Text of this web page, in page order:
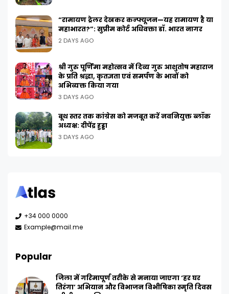
“रामायण ट्रेलर देखकर कन्फ्यूजन—यह रामायण है या
महाभारत?”: सुप्रीम कोर्ट अधिवक्ता डॉ. भारत नागर
2 DAYS AGO
श्री गुरु पूर्णिमा महोत्सव में दिव्य गुरु आशुतोष महाराज
के प्रति श्रद्धा, कृतज्ञता एवं समर्पण के भावों को
अभिव्यक्त किया गया
3 DAYS AGO
बूथ स्तर तक कांग्रेस को मजबूत करें नवनियुक्त ब्लॉक
अध्यक्ष: दीपेंद्र हुड्डा
3 DAYS AGO
+34 000 0000
Example@mail.me
Popular
जिला में गरिमापूर्ण तरीके से मनाया जाएगा ‘हर घर
तिरंगा’ अभियान और विभाजन विभीषिका स्मृति दिवस